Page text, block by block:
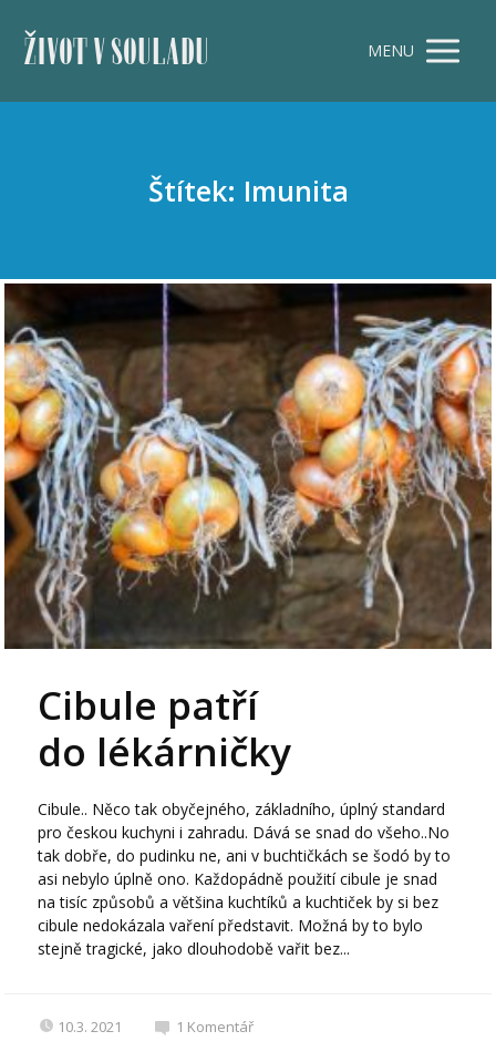
ŽIVOT V SOULADU MENU
Štítek: Imunita
Cibule patří
do lékárničky
Cibule.. Něco tak obyčejného, základního, úplný standard
pro českou kuchyni i zahradu. Dává se snad do všeho..No
tak dobře, do pudinku ne, ani v buchtičkách se šodó by to
asi nebylo úplně ono. Každopádně použití cibule je snad
na tisíc způsobů a většina kuchtíků a kuchtiček by si bez
cibule nedokázala vaření představit. Možná by to bylo
stejně tragické, jako dlouhodobě vařit bez...
10.3. 2021 1 Komentář